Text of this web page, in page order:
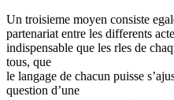
Un troisieme moyen consiste
partenariat entre les differents
indispensable que les rles de
tous, que
le langage de chacun puisse
question d’une